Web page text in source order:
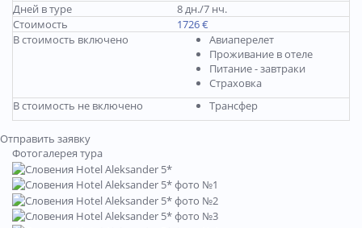
Дней в туре
8 дн./7 нч.
Стоимость
1726 €
В стоимость включено
Авиаперелет
Проживание в отеле
Питание - завтраки
Страховка
В стоимость не включено
Трансфер
Отправить заявку
Фотогалерея тура